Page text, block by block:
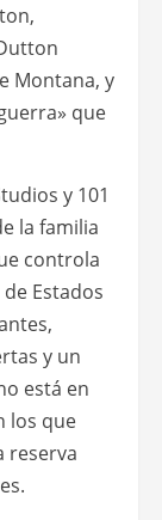
Montana, y
que
y 101
la familia
controla
Estados
y un
está en
los que
reserva